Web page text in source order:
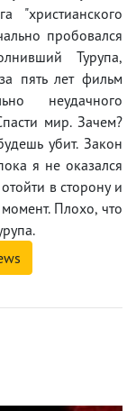
"христианского
пробовался
Турупа,
пять лет фильм
неудачного
мир. Зачем?
убит. Закон
я не оказался
в сторону и
Плохо, что